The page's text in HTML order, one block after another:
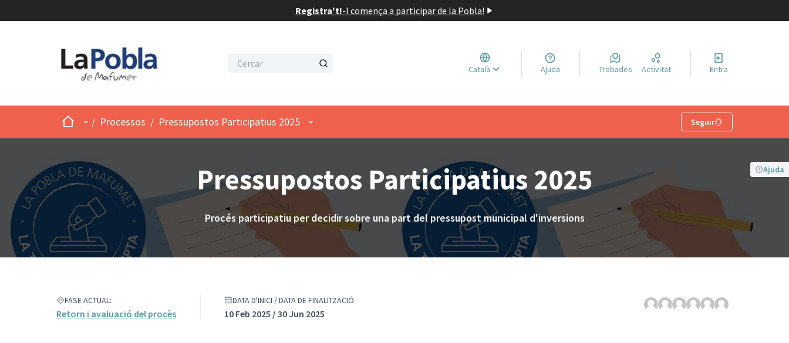
Registra't!-I comença a participar de la Pobla!
Català
Triar la llengua
Elegir el idioma
Ajuda Trobades Activitat Entra
Inici Menú principal
/ Processos / Pressupostos Participatius 2025 Menú d'usuari Seguir
Ajuda
Pressupostos Participatius 2025
Procés participatiu per decidir sobre una part del pressupost municipal d'inversions
FASE ACTUAL:
Retorn i avaluació del procès
DATA D'INICI / DATA DE FINALITZACIÓ
10 Feb 2025 / 30 Jun 2025